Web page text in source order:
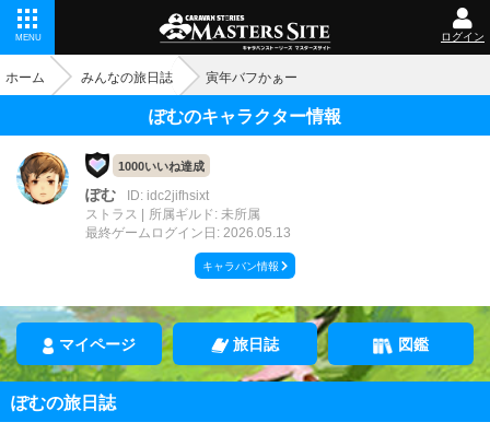
MENU ログイン
ホーム みんなの旅日誌 寅年バフかぁー
ぽむのキャラクター情報
1000いいね達成
ぽむ
ID: idc2jifhsixt
ストラス
所属ギルド: 未所属
最終ゲームログイン日: 2026.05.13
キャラバン情報
マイページ 旅日誌 図鑑
ぽむの旅日誌